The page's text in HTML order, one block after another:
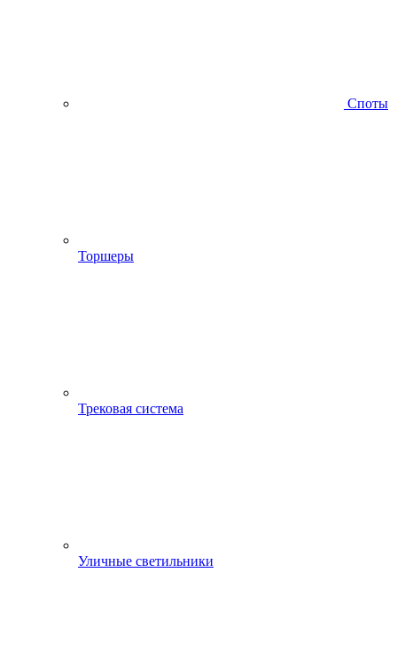
Споты
Торшеры
Трековая система
Уличные светильники